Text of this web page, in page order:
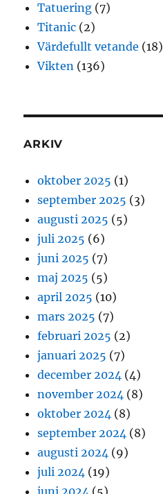
Tatuering (7)
Titanic (2)
Värdefullt vetande (18)
Vikten (136)
ARKIV
oktober 2025 (1)
september 2025 (3)
augusti 2025 (5)
juli 2025 (6)
juni 2025 (7)
maj 2025 (5)
april 2025 (10)
mars 2025 (7)
februari 2025 (2)
januari 2025 (7)
december 2024 (4)
november 2024 (8)
oktober 2024 (8)
september 2024 (8)
augusti 2024 (9)
juli 2024 (19)